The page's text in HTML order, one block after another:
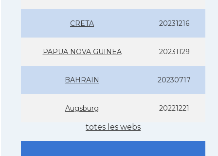
CRETA 20231216
PAPUA NOVA GUINEA 20231129
BAHRAIN 20230717
Augsburg 20221221
totes les webs